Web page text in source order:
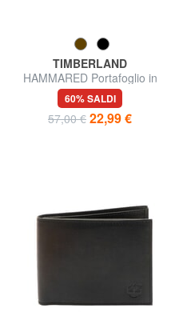
TIMBERLAND
HAMMARED Portafoglio in
pelle
60% SALDI
57,00 € 22,99 €